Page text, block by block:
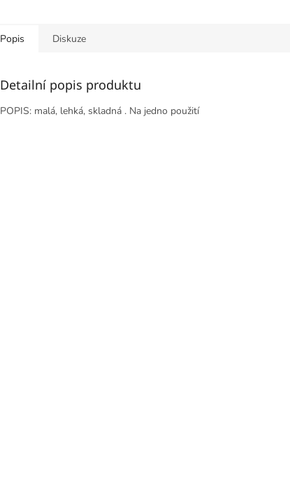
Popis Diskuze
Detailní popis produktu
POPIS: malá, lehká, skladná . Na jedno použití